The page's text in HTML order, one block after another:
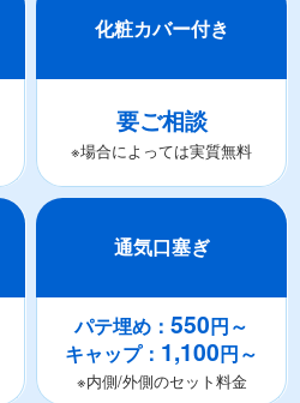
化粧カバー付き
要ご相談
※場合によっては実質無料
通気口塞ぎ
パテ埋め：550円～
キャップ： 1,100円～
※内側/外側のセット料金